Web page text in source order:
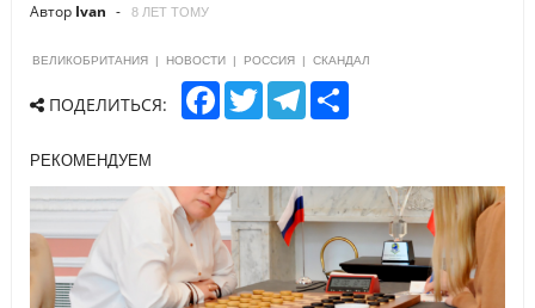
Автор Ivan 8 ЛЕТ ТОМУ
ВЕЛИКОБРИТАНИЯ НОВОСТИ РОССИЯ СКАНДАЛ
ПОДЕЛИТЬСЯ:
F
o
o
k
T
e
T
e
r
a
m
S
РЕКОМЕНДУЕМ